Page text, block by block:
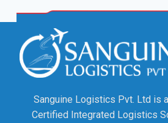
Sanguine Logistics Pvt. Ltd is
Certified Integrated Logistics